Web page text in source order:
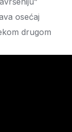
osećaj
drugom